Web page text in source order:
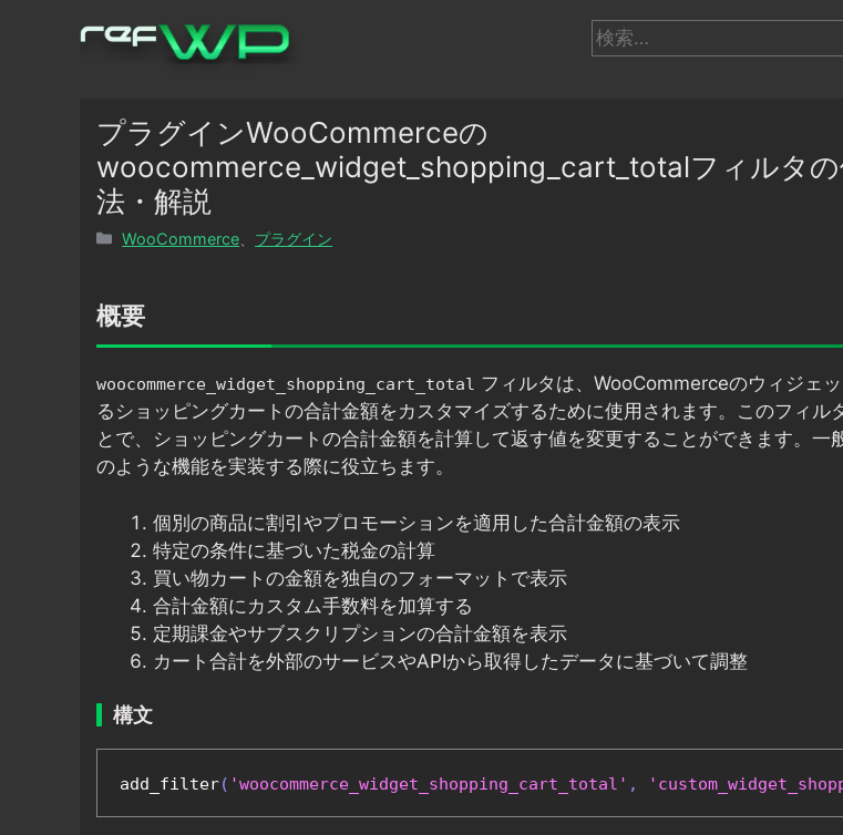
検
索:
プラグインWooCommerceの
woocommerce_widget_shopping_cart_totalフィルタの
法・解説
カ
リ
ー
WooCommerce プラグイン
概要
woocommerce_widget_shopping_cart_total フィルタは、WooCommerceのウィジェ
るショッピングカートの合計金額をカスタマイズするために使用されます。このフィル
とで、ショッピングカートの合計金額を計算して返す値を変更することができます。一
のような機能を実装する際に役立ちます。
個別の商品に割引やプロモーションを適用した合計金額の表示
特定の条件に基づいた税金の計算
買い物カートの金額を独自のフォーマットで表示
合計金額にカスタム手数料を加算する
定期課金やサブスクリプションの合計金額を表示
カート合計を外部のサービスやAPIから取得したデータに基づいて調整
構文
add_filter( 'woocommerce_widget_shopping_cart_total' ,